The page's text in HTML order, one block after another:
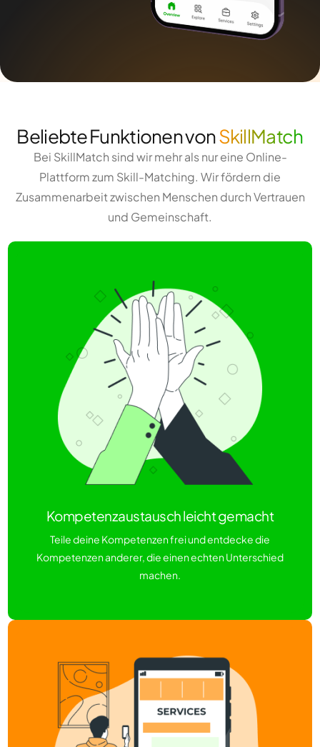
Beliebte Funktionen vonSkillMatch
Bei SkillMatch sind wir mehr als nur eine Online-
Plattform zum Skill-Matching. Wir fördern die
Zusammenarbeit zwischen Menschen durch Vertrauen
und Gemeinschaft.
Kompetenzaustausch leicht gemacht
Teile deine Kompetenzen frei und entdecke die
Kompetenzen anderer, die einen echten Unterschied
machen.